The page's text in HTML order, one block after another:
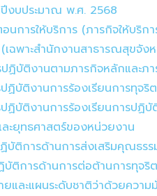
ปีงบประมาณ พ.ศ. 2568
นการให้บริการ (ภารกิจให้บริ
ฉพาะสำนักงานสาธารณสุขจัง
ฏิบัติงานตามภารกิจหลักและภ
ฏิบัติงานการร้องเรียนการทุจริ
ฏิบัติงานการร้องเรียนการปฏิบั
ะยุทธศาสตร์ของหน่วยงาน
บัติการด้านการส่งเสริมคุณธร
บัติการด้านการต่อต้านการทุจ
ยและแผนระดับชาติว่าด้วยคว